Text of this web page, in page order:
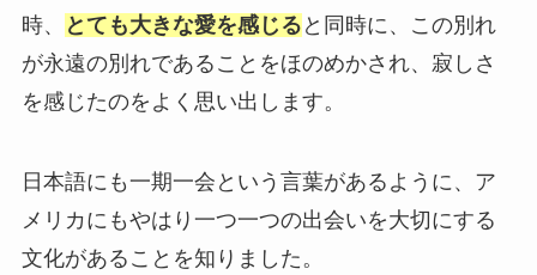
時、
とても大きな愛を感じる と同時に、この別れ
が永遠の別れであることをほのめかされ、寂しさ
を感じたのをよく思い出します。
日本語にも一期一会という言葉があるように、ア
メリカにもやはり一つ一つの出会いを大切にする
文化があることを知りました。